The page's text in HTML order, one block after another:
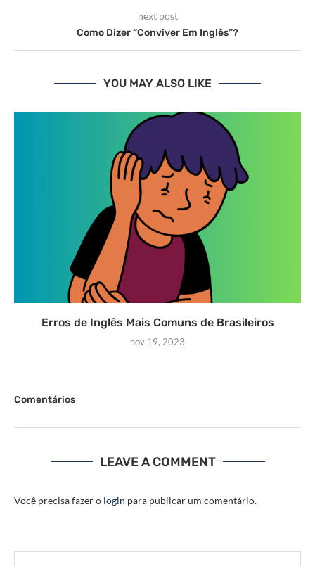
next post
Como Dizer “Conviver Em Inglês”?
YOU MAY ALSO LIKE
Erros de Inglês Mais Comuns de Brasileiros
nov 19, 2023
Comentários
LEAVE A COMMENT
Você precisa fazer o login para publicar um comentário.